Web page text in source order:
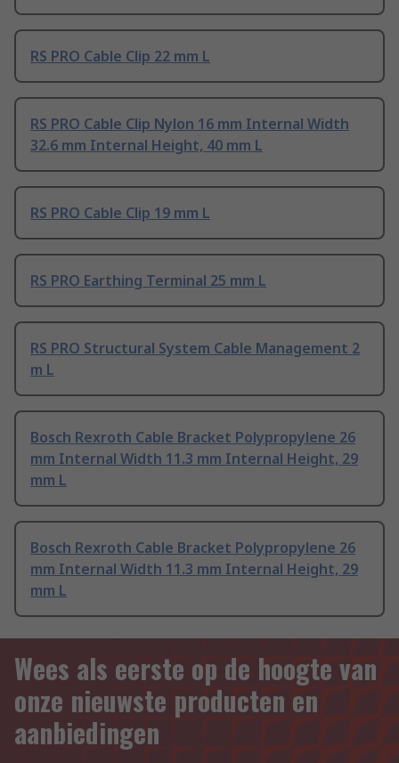
RS PRO Cable Clip 22 mm L
RS PRO Cable Clip Nylon 16 mm Internal Width
32.6 mm Internal Height, 40 mm L
RS PRO Cable Clip 19 mm L
RS PRO Earthing Terminal 25 mm L
RS PRO Structural System Cable Management 2
m L
Bosch Rexroth Cable Bracket Polypropylene 26
mm Internal Width 11.3 mm Internal Height, 29
mm L
Bosch Rexroth Cable Bracket Polypropylene 26
mm Internal Width 11.3 mm Internal Height, 29
mm L
Wees als eerste op de hoogte van
onze nieuwste producten en
aanbiedingen